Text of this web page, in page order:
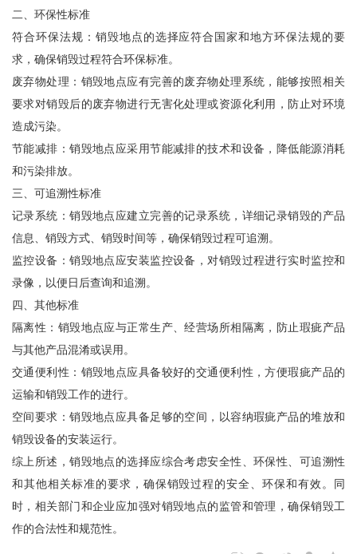
二、环保性标准
符合环保法规：销毁地点的选择应符合国家和地方环保法规的要
求，确保销毁过程符合环保标准。
废弃物处理：销毁地点应有完善的废弃物处理系统，能够按照相关
要求对销毁后的废弃物进行无害化处理或资源化利用，防止对环境
造成污染。
节能减排：销毁地点应采用节能减排的技术和设备，降低能源消耗
和污染排放。
三、可追溯性标准
记录系统：销毁地点应建立完善的记录系统，详细记录销毁的产品
信息、销毁方式、销毁时间等，确保销毁过程可追溯。
监控设备：销毁地点应安装监控设备，对销毁过程进行实时监控和
录像，以便日后查询和追溯。
四、其他标准
隔离性：销毁地点应与正常生产、经营场所相隔离，防止瑕疵产品
与其他产品混淆或误用。
交通便利性：销毁地点应具备较好的交通便利性，方便瑕疵产品的
运输和销毁工作的进行。
空间要求：销毁地点应具备足够的空间，以容纳瑕疵产品的堆放和
销毁设备的安装运行。
综上所述，销毁地点的选择应综合考虑安全性、环保性、可追溯性
和其他相关标准的要求，确保销毁过程的安全、环保和有效。同
时，相关部门和企业应加强对销毁地点的监管和管理，确保销毁工
作的合法性和规范性。